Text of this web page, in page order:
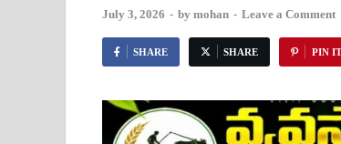
July 3, 2026 - by mohan - Leave a Comment
SHARE SHARE PIN IT